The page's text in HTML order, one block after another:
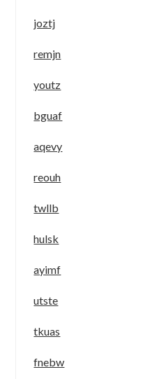
joztj
remjn
youtz
bguaf
aqevy
reouh
twllb
hulsk
ayimf
utste
tkuas
fnebw